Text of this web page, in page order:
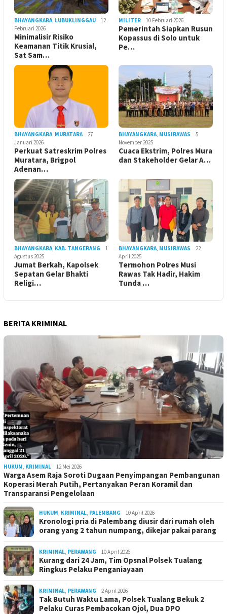
BHAYANGKARA, LUBUKLINGGAU
12
Februari 2026
Minimalisir Risiko
Keamanan Titik Krusial,
Sat Sam…
MILITER 10 Februari 2026
Pemerintah Siapkan Rusun
Kopassus di Solo untuk
Pe…
BHAYANGKARA, MURATARA
27
Januari 2026
Perkuat Satreskrim Polres
Muratara, Brigpol
Adenan…
BHAYANGKARA, MUSIRAWAS
5
November 2025
Cuaca Ekstrim, Polres Mura
dan Stakeholder Gelar A…
BHAYANGKARA, KAB. TANGERANG
1
Agustus 2025
Jumat Berkah, Kapolsek
Sepatan Gelar Bhakti
Religi…
BHAYANGKARA, MUSIRAWAS
22
April 2025
Termohon Polres Musi
Rawas Tak Hadir, Hakim
Tunda …
BERITA KRIMINAL
HUKUM, KRIMINAL 12 Mei 2026
Warga Asem Raja Soroti Dugaan Penyimpangan Pembangunan
Koperasi Merah Putih, Pertanyakan Peran Koramil dan
Transparansi Pengelolaan
HUKUM, KRIMINAL, PALEMBANG 10 April 2026
Kronologi pria di Palembang diusir dari rumah oleh
orang yang 2 tahun numpang, dikejar pakai parang
KRIMINAL, PERAWANG 10 April 2026
Kurang dari 24 Jam, Tim Opsnal Polsek Tualang
Ringkus Pelaku Penganiayaan
KRIMINAL, PERAWANG 2 April 2026
Tak Butuh Waktu Lama, Polsek Tualang Bekuk 2
Pelaku Curas Pembacokan Ojol, Dua DPO